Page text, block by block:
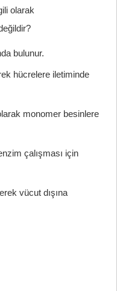
olarak
bulunur.
hücrelere iletiminde
monomer besinlere
çalışması için
vücut dışına